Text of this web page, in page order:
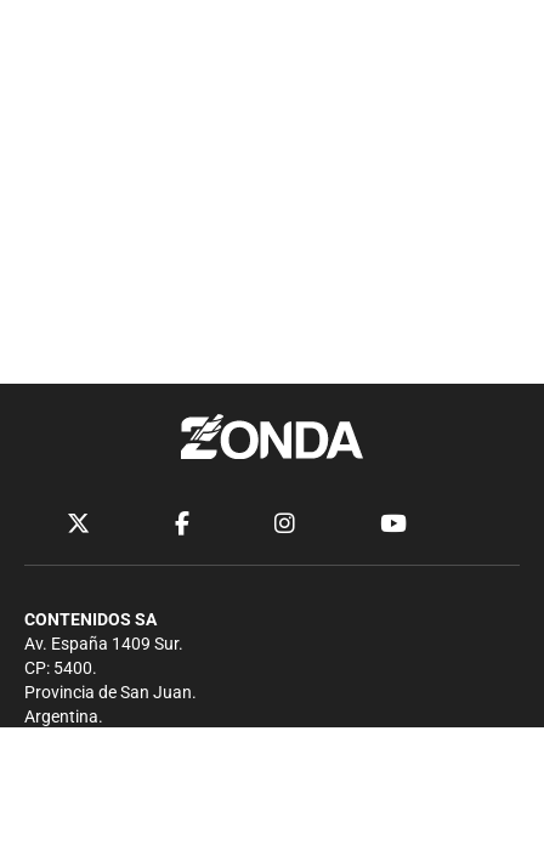
CONTENIDOS SA
Av. España 1409 Sur.
CP: 5400.
Provincia de San Juan.
Argentina.